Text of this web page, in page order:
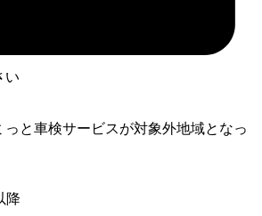
い
っと車検サービスが対象外地域となっ
降